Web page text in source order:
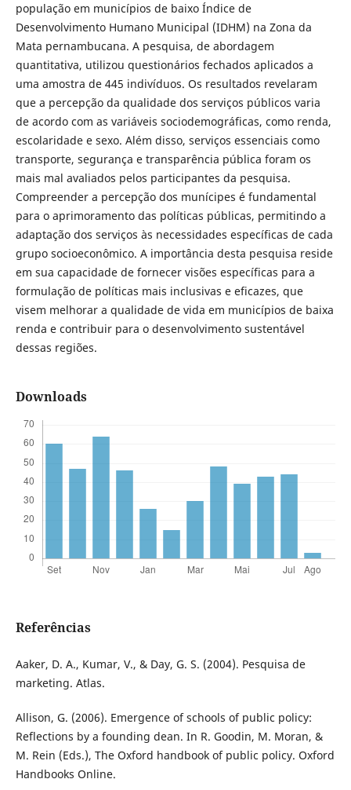
população em municípios de baixo Índice de
Desenvolvimento Humano Municipal (IDHM) na Zona da
Mata pernambucana. A pesquisa, de abordagem
quantitativa, utilizou questionários fechados aplicados a
uma amostra de 445 indivíduos. Os resultados revelaram
que a percepção da qualidade dos serviços públicos varia
de acordo com as variáveis sociodemográficas, como renda,
escolaridade e sexo. Além disso, serviços essenciais como
transporte, segurança e transparência pública foram os
mais mal avaliados pelos participantes da pesquisa.
Compreender a percepção dos munícipes é fundamental
para o aprimoramento das políticas públicas, permitindo a
adaptação dos serviços às necessidades específicas de cada
grupo socioeconômico. A importância desta pesquisa reside
em sua capacidade de fornecer visões específicas para a
formulação de políticas mais inclusivas e eficazes, que
visem melhorar a qualidade de vida em municípios de baixa
renda e contribuir para o desenvolvimento sustentável
dessas regiões.
Downloads
Referências
Aaker, D. A., Kumar, V., & Day, G. S. (2004). Pesquisa de
marketing. Atlas.
Allison, G. (2006). Emergence of schools of public policy:
Reflections by a founding dean. In R. Goodin, M. Moran, &
M. Rein (Eds.), The Oxford handbook of public policy. Oxford
Handbooks Online.